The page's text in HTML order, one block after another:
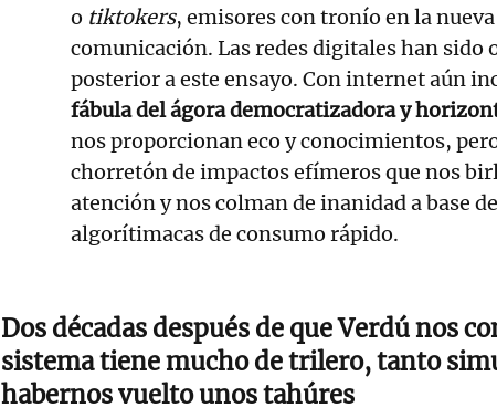
o tiktokers, emisores con tronío en la
comunicación. Las redes digitales han sido
posterior a este ensayo. Con internet aún
fábula del ágora democratizadora y
nos proporcionan eco y conocimientos,
chorretón de impactos efímeros que nos
atención y nos colman de inanidad a base
algorítimacas de consumo rápido.
Dos décadas después de que Verdú nos
sistema tiene mucho de trilero, tanto
habernos vuelto unos tahúres